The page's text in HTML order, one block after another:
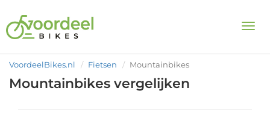
VoordeelBikes.nl Fietsen Mountainbikes
Mountainbikes vergelijken